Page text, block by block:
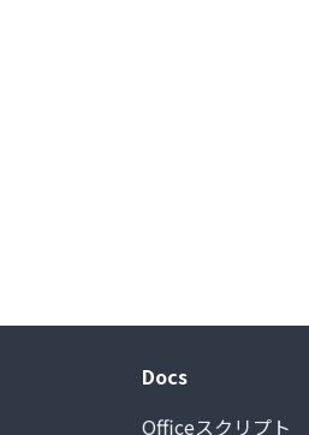
Docs
Officeスクリプト